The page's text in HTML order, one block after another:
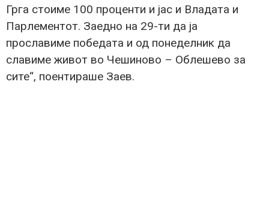
Грга стоиме 100 проценти и јас и Владата и
Парлементот. Заедно на 29-ти да ја
прославиме победата и од понеделник да
славиме живот во Чешиново – Облешево за
сите“, поентираше Заев.